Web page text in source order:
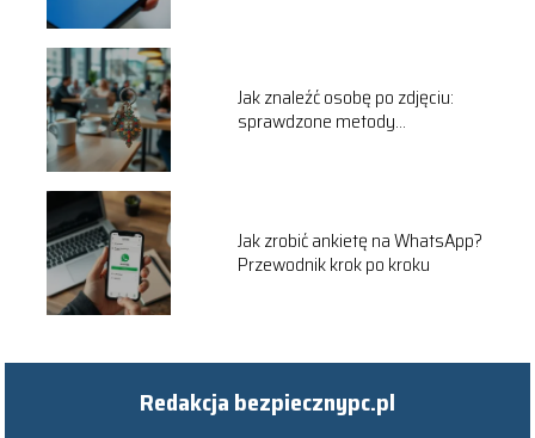
Jak znaleźć osobę po zdjęciu:
sprawdzone metody
Jak zrobić ankietę na WhatsApp?
Przewodnik krok po kroku
Redakcja bezpiecznypc.pl